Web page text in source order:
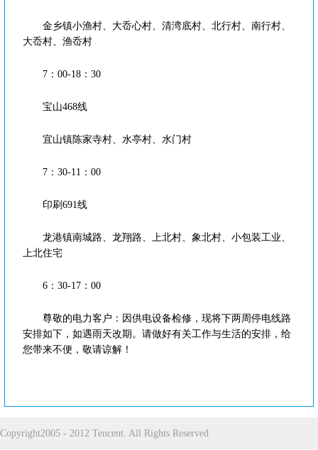
金乡镇小渔村、大岙心村、清湾底村、北行村、南行村、
大岙村、渔岙村
7：00-18：30
宝山468线
宜山镇陈家寺村、水亭村、水门村
7：30-11：00
印刷691线
龙港镇南城路、龙翔路、上北村、象北村、小包装工业、
上北住宅
6：30-17：00
尊敬的电力客户：因供电设备检修，现将下两周停电线路
安排如下，如遇雨天改期。请做好有关工作与生活的安排，给
您带来不便，敬请谅解！
Copyright2005 - 2012 Tencent. All Rights Reserved